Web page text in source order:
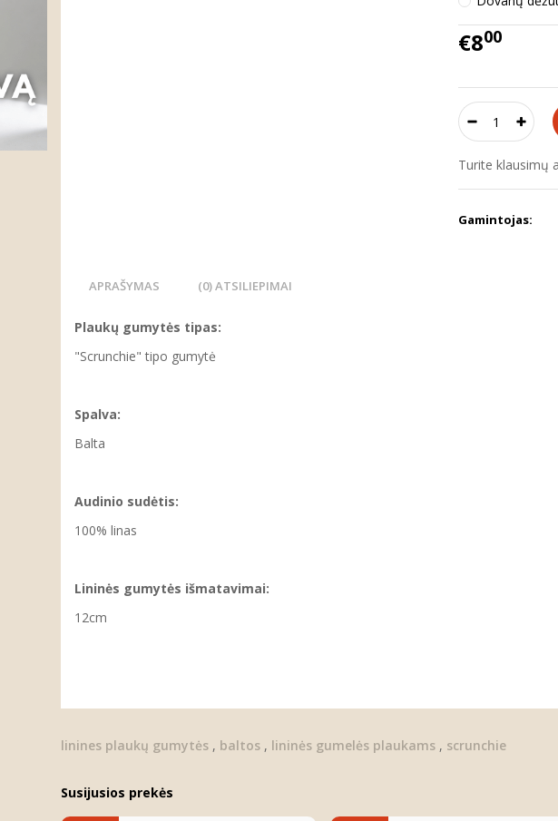
€800
Turite klausimų
Gamintojas:
APRAŠYMAS (0) ATSILIEPIMAI
Plaukų gumytės tipas:
"Scrunchie" tipo gumytė
Spalva:
Balta
Audinio sudėtis:
100% linas
Lininės gumytės išmatavimai:
12cm
linines plaukų gumytės, baltos, lininės gumelės plaukams, scrunchie
Susijusios prekės